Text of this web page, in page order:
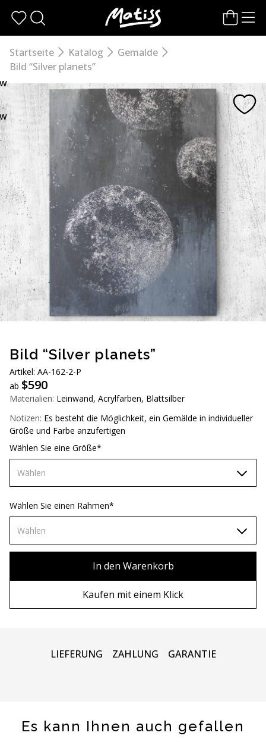
zum
Inhalt
wechseln
(A$) JPY (¥) TWD (NT$)
Startseite Katalog
Gemalde
Bild “Silver planets”
Bild “Silver planets”
Artikel: АА-162-2-Р
ab $590
Materialien: Leinwand, Acrylfarben, Blattsilber
Notizen: Es besteht die Möglichkeit, ein Gemälde in individueller
Größe und Farbe anzufertigen
Wählen Sie eine Größe*
Wählen
60х90 см
70х100 см
Wählen Sie einen Rahmen*
Wählen
In den Warenkorb
Kaufen mit einem Klick
LIEFERUNG ZAHLUNG GARANTIE
Es kann Ihnen auch gefallen